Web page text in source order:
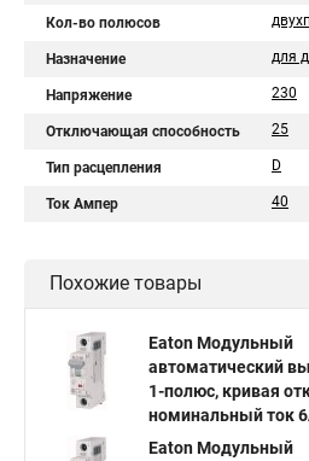
Кол-во полюсов
Назначение для
Напряжение 230
Отключающая способность 25
Тип расцепления D
Ток Ампер 40
Похожие товары
Eaton Модульный
автоматический
1-полюс, кривая
номинальный ток
Eaton Модульный